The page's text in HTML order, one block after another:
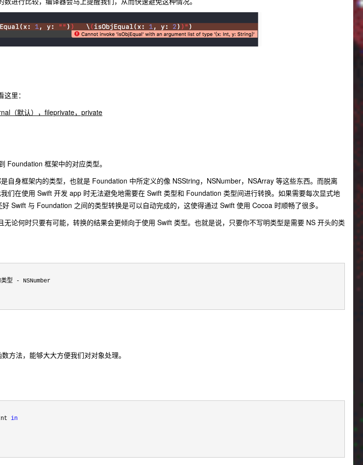
里：
（默认），fileprivate，private
Foundation 框架中的对应类型。
自身框架内的类型，也就是 Foundation 中所定义的像 NSString，NSNumber，NSArray 等这些东西。而脱离
们在使用 Swift 开发 app 时无法避免地需要在 Swift 类型和 Foundation 类型间进行转换。如果需要每次显式地
Swift 与 Foundation 之间的类型转换是可以自动完成的，这使得通过 Swift 使用 Cocoa 时顺畅了很多。
论何时只要有可能，转换的结果会更倾向于使用 Swift 类型。也就是说，只要你不写明类型是需要 NS 开头的类
型
- NSNumber
方法，能够大大方便我们对对象处理。
in